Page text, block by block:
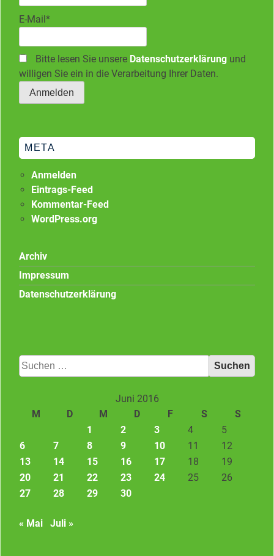
E-Mail*
Bitte lesen Sie unsere Datenschutzerklärung und
willigen Sie ein in die Verarbeitung Ihrer Daten.
META
Anmelden
Eintrags-Feed
Kommentar-Feed
WordPress.org
Archiv
Impressum
Datenschutzerklärung
Suchen
nach:
Juni 2016
M
D M D F S
S
1
2 3 4
5
6
7 8 9 10 11
12
13
14 15 16 17 18
19
20
21 22 23 24 25
26
27
28 29 30
« Mai Juli »